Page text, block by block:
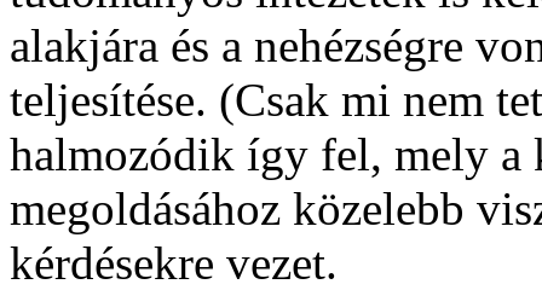
alakjára és a nehézségre
teljesítése. (Csak mi nem
halmozódik így fel, mely a
megoldásához közelebb
kérdésekre vezet.